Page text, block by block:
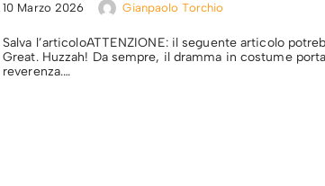
10 Marzo 2026 Gianpaolo Torchio
Salva l’articoloATTENZIONE: il seguente articolo
Great. Huzzah! Da sempre, il dramma in costume
reverenza.…